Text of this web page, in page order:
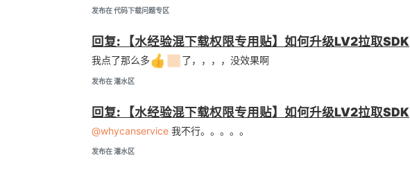
发布在 代码下载问题专区
回复: 【水经验混下载权限专用贴】如何升级LV2拉取SDK
我点了那么多 了，，，，没效果啊
发布在 灌水区
回复: 【水经验混下载权限专用贴】如何升级LV2拉取SDK
@whycanservice 我不行。。。。。
发布在 灌水区